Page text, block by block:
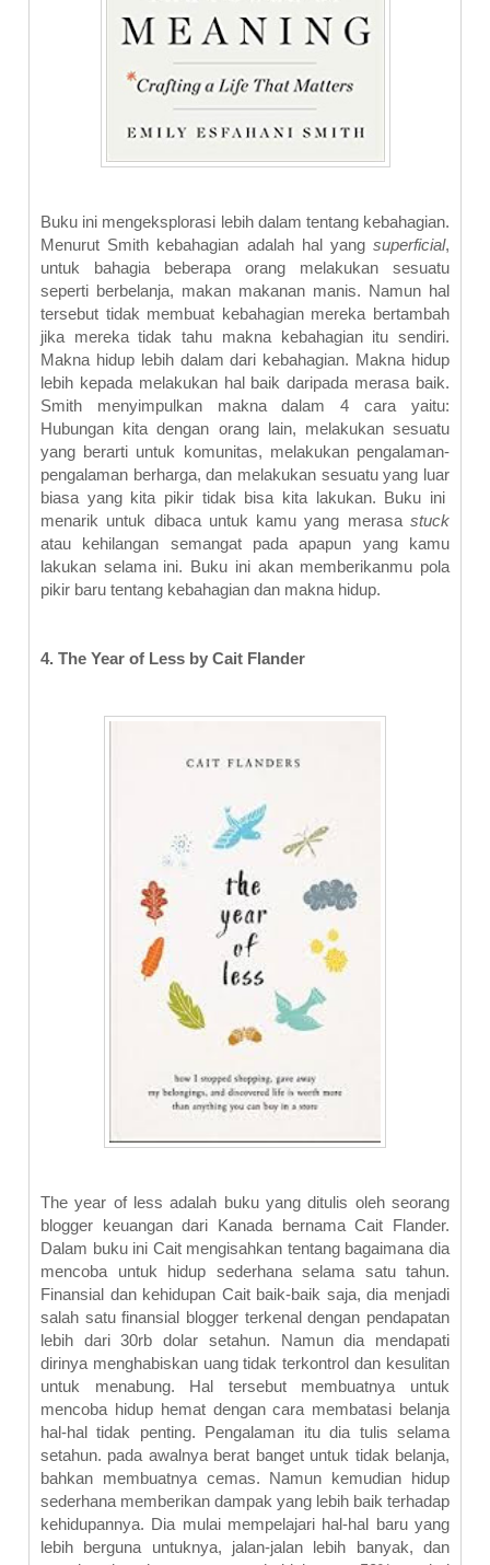
Buku ini mengeksplorasi lebih dalam tentang kebahagian.
Menurut Smith kebahagian adalah hal yang superficial,
untuk bahagia beberapa orang melakukan sesuatu
seperti berbelanja, makan makanan manis. Namun hal
tersebut tidak membuat kebahagian mereka bertambah
jika mereka tidak tahu makna kebahagian itu sendiri.
Makna hidup lebih dalam dari kebahagian. Makna hidup
lebih kepada melakukan hal baik daripada merasa baik.
Smith menyimpulkan makna dalam 4 cara yaitu:
Hubungan kita dengan orang lain, melakukan sesuatu
yang berarti untuk komunitas, melakukan pengalaman-
pengalaman berharga, dan melakukan sesuatu yang luar
biasa yang kita pikir tidak bisa kita lakukan. Buku ini
menarik untuk dibaca untuk kamu yang merasa stuck
atau kehilangan semangat pada apapun yang kamu
lakukan selama ini. Buku ini akan memberikanmu pola
pikir baru tentang kebahagian dan makna hidup.
4. The Year of Less by Cait Flander
The year of less adalah buku yang ditulis oleh seorang
blogger keuangan dari Kanada bernama Cait Flander.
Dalam buku ini Cait mengisahkan tentang bagaimana dia
mencoba untuk hidup sederhana selama satu tahun.
Finansial dan kehidupan Cait baik-baik saja, dia menjadi
salah satu finansial blogger terkenal dengan pendapatan
lebih dari 30rb dolar setahun. Namun dia mendapati
dirinya menghabiskan uang tidak terkontrol dan kesulitan
untuk menabung. Hal tersebut membuatnya untuk
mencoba hidup hemat dengan cara membatasi belanja
hal-hal tidak penting. Pengalaman itu dia tulis selama
setahun. pada awalnya berat banget untuk tidak belanja,
bahkan membuatnya cemas. Namun kemudian hidup
sederhana memberikan dampak yang lebih baik terhadap
kehidupannya. Dia mulai mempelajari hal-hal baru yang
lebih berguna untuknya, jalan-jalan lebih banyak, dan